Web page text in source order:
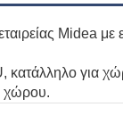
Midea
για
χώρου.